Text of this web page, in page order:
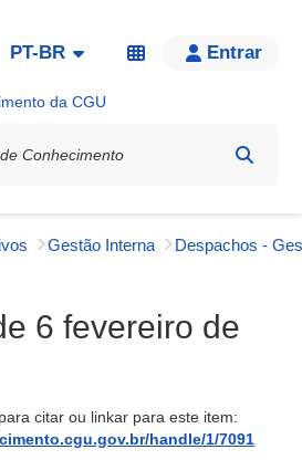
PT-BR Entrar
da CGU
Gestão Interna
6 fevereiro de
citar ou linkar para este item:
handle/1/7091